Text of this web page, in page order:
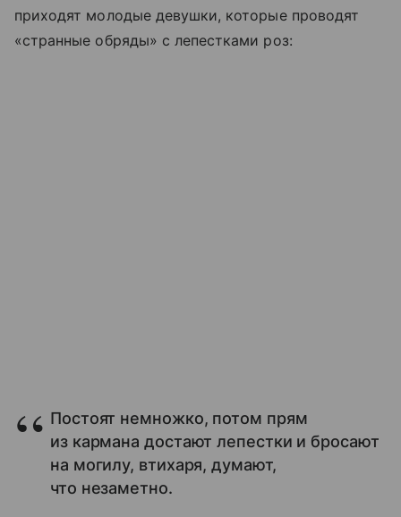
приходят молодые девушки, которые проводят
«странные обряды» с лепестками роз:
Постоят немножко, потом прям
из кармана достают лепестки и бросают
на могилу, втихаря, думают,
что незаметно.